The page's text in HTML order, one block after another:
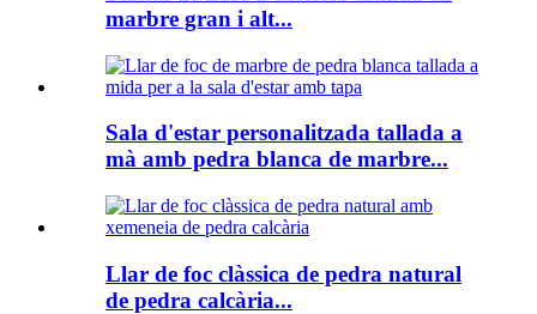
marbre gran i alt...
Sala d'estar personalitzada tallada a
mà amb pedra blanca de marbre...
Llar de foc clàssica de pedra natural
de pedra calcària...